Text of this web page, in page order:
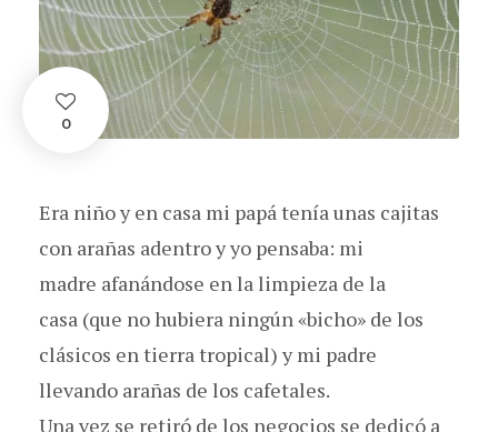
0
Era niño y en casa mi papá tenía unas cajitas
con arañas adentro y yo pensaba: mi
madre afanándose en la limpieza de la
casa (que no hubiera ningún «bicho» de los
clásicos en tierra tropical) y mi padre
llevando arañas de los cafetales.
Una vez se retiró de los negocios se dedicó a